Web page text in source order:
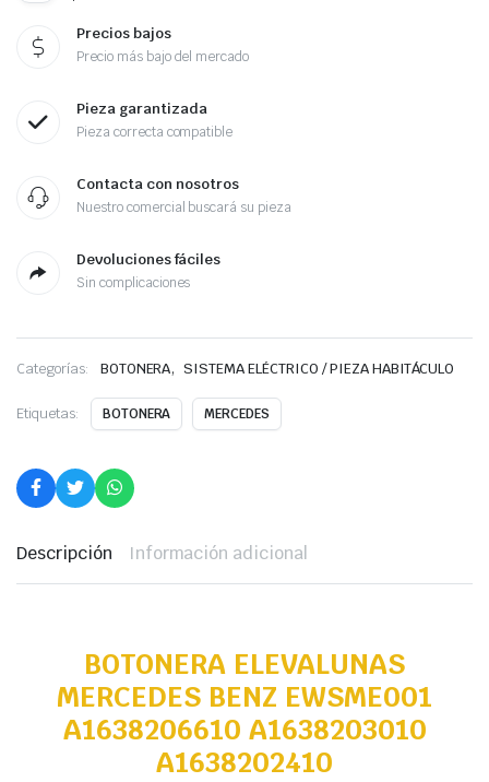
Precios bajos
Precio más bajo del mercado
Pieza garantizada
Pieza correcta compatible
Contacta con nosotros
Nuestro comercial buscará su pieza
Devoluciones fáciles
Sin complicaciones
Categorías: BOTONERA, SISTEMA ELÉCTRICO / PIEZA HABITÁCULO
Etiquetas: BOTONERA MERCEDES
Descripción Información adicional
BOTONERA ELEVALUNAS
MERCEDES BENZ EWSME001
A1638206610 A1638203010
A1638202410